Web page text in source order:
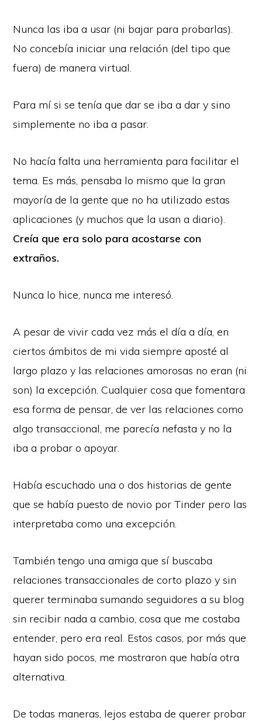
Nunca las iba a usar (ni bajar para probarlas).
No concebía iniciar una relación (del tipo que
fuera) de manera virtual.
Para mí si se tenía que dar se iba a dar y sino
simplemente no iba a pasar.
No hacía falta una herramienta para facilitar el
tema. Es más, pensaba lo mismo que la gran
mayoría de la gente que no ha utilizado estas
aplicaciones (y muchos que la usan a diario).
Creía que era solo para acostarse con
extraños.
Nunca lo hice, nunca me interesó.
A pesar de vivir cada vez más el día a día, en
ciertos ámbitos de mi vida siempre aposté al
largo plazo y las relaciones amorosas no eran (ni
son) la excepción. Cualquier cosa que fomentara
esa forma de pensar, de ver las relaciones como
algo transaccional, me parecía nefasta y no la
iba a probar o apoyar.
Había escuchado una o dos historias de gente
que se había puesto de novio por Tinder pero las
interpretaba como una excepción.
También tengo una amiga que sí buscaba
relaciones transaccionales de corto plazo y sin
querer terminaba sumando seguidores a su blog
sin recibir nada a cambio, cosa que me costaba
entender, pero era real. Estos casos, por más que
hayan sido pocos, me mostraron que había otra
alternativa.
De todas maneras, lejos estaba de querer probar